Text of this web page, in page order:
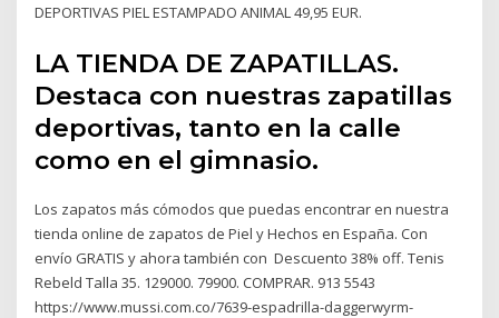
DEPORTIVAS PIEL ESTAMPADO ANIMAL 49,95 EUR.
LA TIENDA DE ZAPATILLAS.
Destaca con nuestras zapatillas
deportivas, tanto en la calle
como en el gimnasio.
Los zapatos más cómodos que puedas encontrar en nuestra
tienda online de zapatos de Piel y Hechos en España. Con
envío GRATIS y ahora también con Descuento 38% off. Tenis
Rebeld Talla 35. 129000. 79900. COMPRAR. 913 5543
https://www.mussi.com.co/7639-espadrilla-daggerwyrm-